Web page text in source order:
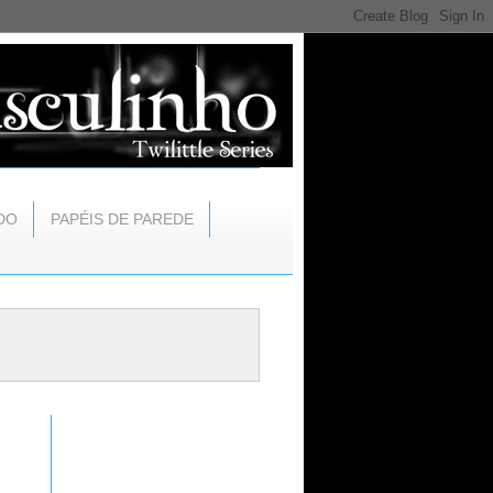
PAPÉIS DE PAREDE